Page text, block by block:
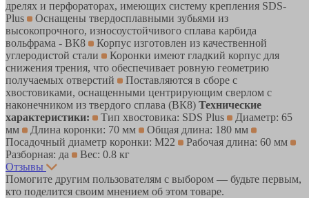
дрелях и перфораторах, имеющих систему крепления SDS-
Plus
Оснащены твердосплавными зубьями из
высокопрочного, износоустойчивого сплава карбида
вольфрама - ВК8
Корпус изготовлен из качественной
углеродистой стали
Коронки имеют гладкий корпус для
снижения трения, что обеспечивает ровную геометрию
получаемых отверстий
Поставляются в сборе с
хвостовиками, оснащенными центрирующим сверлом с
наконечником из твердого сплава (ВК8) Технические
характеристики:
Тип хвостовика: SDS Plus
Диаметр: 65
мм
Длина коронки: 70 мм
Общая длина: 180 мм
Посадочный диаметр коронки: M22
Рабочая длина: 60 мм
Разборная: да
Вес: 0.8 кг
Отзывы
Помогите другим пользователям с выбором — будьте первым,
кто поделится своим мнением об этом товаре.